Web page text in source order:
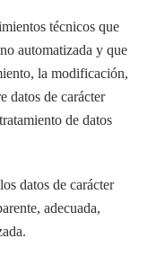
técnicos que
automatizada y que
la modificación,
datos de carácter
de datos
datos de carácter
adecuada,